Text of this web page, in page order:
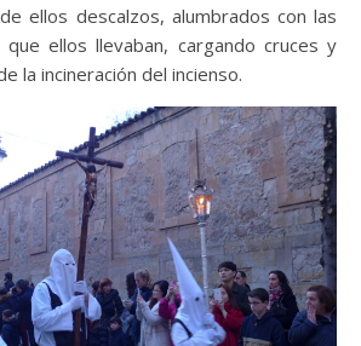
ellos descalzos, alumbrados con las
ellos llevaban, cargando cruces y
la incineración del incienso.